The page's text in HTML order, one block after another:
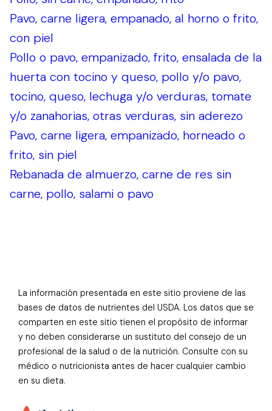
Pavo, carne ligera, empanado, al horno o frito,
con piel
Pollo o pavo, empanizado, frito, ensalada de la
huerta con tocino y queso, pollo y/o pavo,
tocino, queso, lechuga y/o verduras, tomate
y/o zanahorias, otras verduras, sin aderezo
Pavo, carne ligera, empanizado, horneado o
frito, sin piel
Rebanada de almuerzo, carne de res sin
carne, pollo, salami o pavo
La información presentada en este sitio proviene de las
bases de datos de nutrientes del USDA. Los datos que se
comparten en este sitio tienen el propósito de informar
y no deben considerarse un sustituto del consejo de un
profesional de la salud o de la nutrición. Consulte con su
médico o nutricionista antes de hacer cualquier cambio
en su dieta.